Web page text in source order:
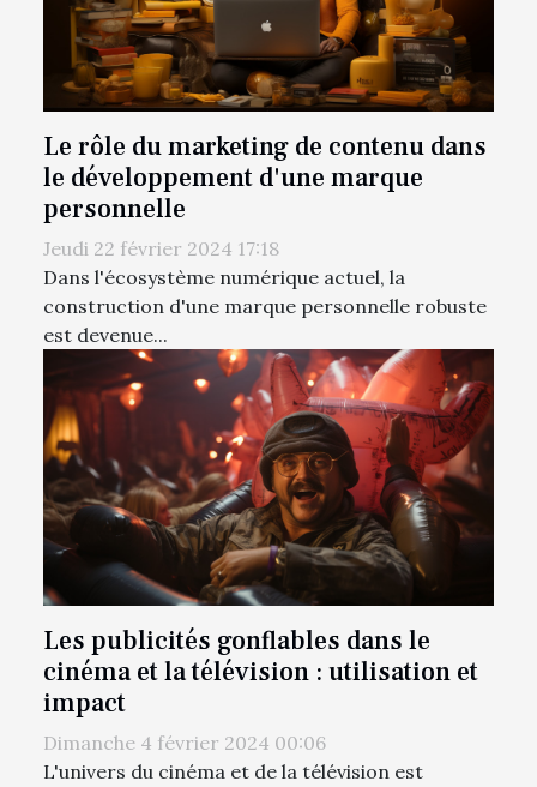
Le rôle du marketing de contenu dans
le développement d'une marque
personnelle
Jeudi 22 février 2024 17:18
Dans l'écosystème numérique actuel, la
construction d'une marque personnelle robuste
est devenue...
Les publicités gonflables dans le
cinéma et la télévision : utilisation et
impact
Dimanche 4 février 2024 00:06
L'univers du cinéma et de la télévision est